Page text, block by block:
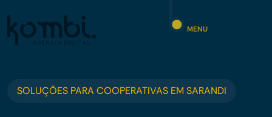
MENU
SOLUÇÕES PARA COOPERATIVAS EM SARANDI